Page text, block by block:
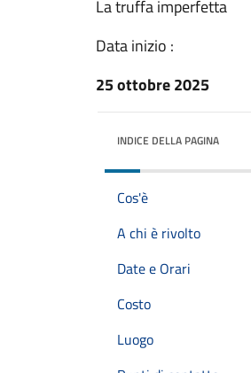
La truffa imperfetta
Data inizio :
25 ottobre 2025
INDICE DELLA PAGINA
Cos'è
A chi è rivolto
Date e Orari
Costo
Luogo